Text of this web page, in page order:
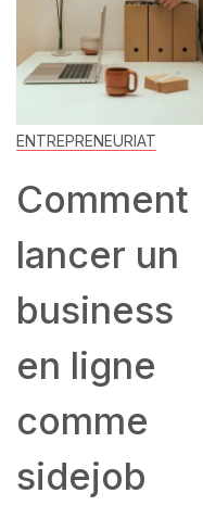
ENTREPRENEURIAT
Comment
lancer un
business
en ligne
comme
sidejob